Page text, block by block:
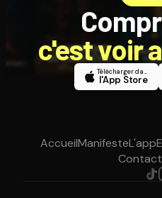
c'est voir
Télécharger dans
l'App Store
AccueilManifesteL'app